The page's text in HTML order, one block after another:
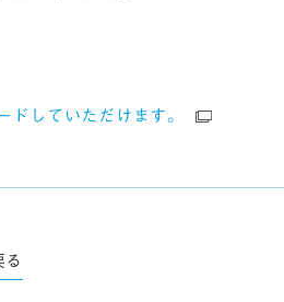
ドしていただけます。
る